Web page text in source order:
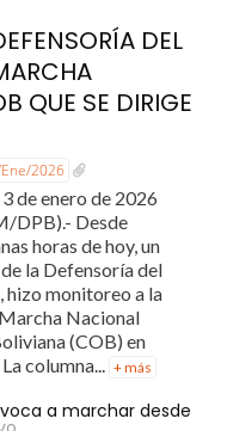
DEL
QUE SE DIRIGE
2026
3 de enero de 2026
DPB).- Desde
horas de hoy, un
la Defensoría del
hizo monitoreo a la
Nacional
(COB) en
columna... + más
a marchar desde